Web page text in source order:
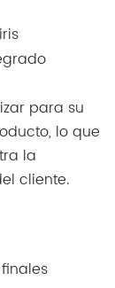
para su
lo que
la
cliente.